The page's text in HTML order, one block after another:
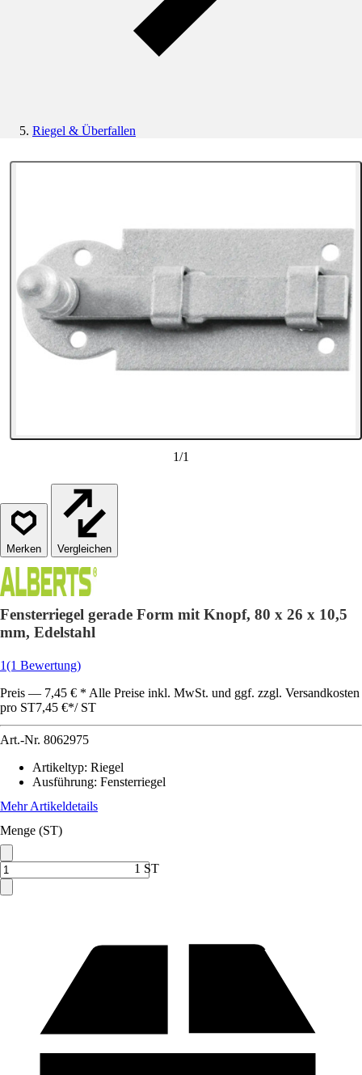
Riegel & Überfallen
1/1
Vergleichen
Fensterriegel gerade Form mit Knopf, 80 x 26 x 10,5
mm, Edelstahl
1(1 Bewertung)
Preis — 7,45 € * Alle Preise inkl. MwSt. und ggf. zzgl. Versandkosten
pro ST7,45 €*/ ST
Art.-Nr. 8062975
Artikeltyp: Riegel
Ausführung: Fensterriegel
Mehr Artikeldetails
Menge (ST)
1 ST